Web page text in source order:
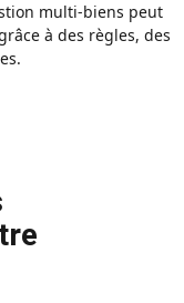
multi‑biens peut
à des règles, des